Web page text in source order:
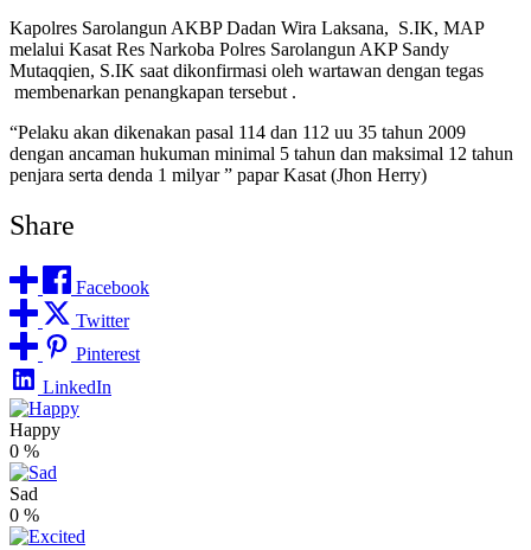
Kapolres Sarolangun AKBP Dadan Wira Laksana, S.IK, MAP
melalui Kasat Res Narkoba Polres Sarolangun AKP Sandy
Mutaqqien, S.IK saat dikonfirmasi oleh wartawan dengan tegas
membenarkan penangkapan tersebut .
“Pelaku akan dikenakan pasal 114 dan 112 uu 35 tahun 2009
dengan ancaman hukuman minimal 5 tahun dan maksimal 12 tahun
penjara serta denda 1 milyar ” papar Kasat (Jhon Herry)
Share
Facebook
Twitter
Pinterest
LinkedIn
Happy
0 %
Sad
0 %